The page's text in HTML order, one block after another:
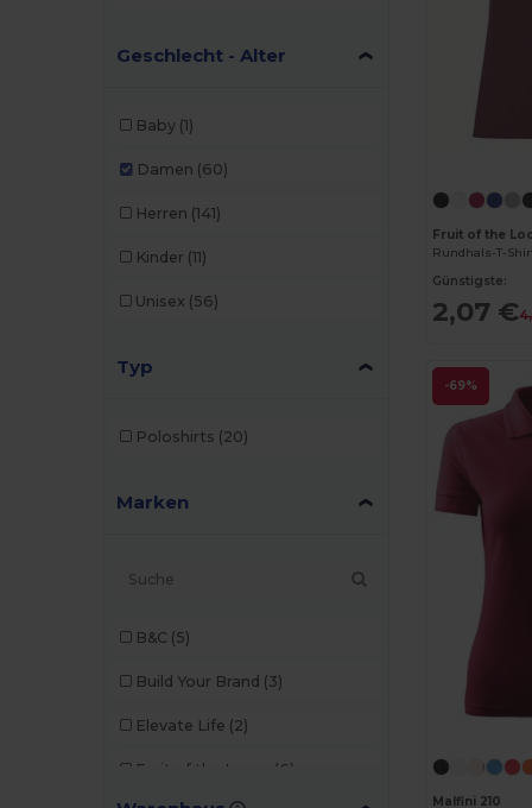
Geschlecht - Alter
Baby (1)
Damen (60)
Herren (141)
Kinder (11)
Unisex (56)
Typ
Poloshirts (20)
Marken
B&C (5)
Build Your Brand (3)
Elevate Life (2)
Fruit of the Loom (6)
Fruit of the
Rundhals-T-
Günstigste:
2,07 €
-69%
Malfini 210